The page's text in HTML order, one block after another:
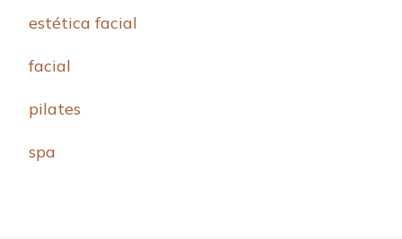
estética facial
facial
pilates
spa